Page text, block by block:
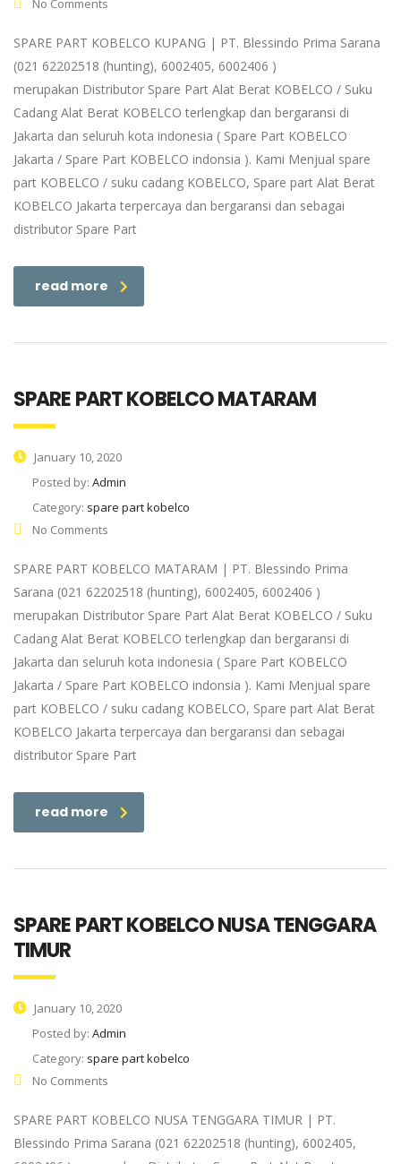
No Comments
SPARE PART KOBELCO KUPANG | PT. Blessindo Prima Sarana
(021 62202518 (hunting), 6002405, 6002406 )
merupakan Distributor Spare Part Alat Berat KOBELCO / Suku
Cadang Alat Berat KOBELCO terlengkap dan bergaransi di
Jakarta dan seluruh kota indonesia ( Spare Part KOBELCO
Jakarta / Spare Part KOBELCO indonsia ). Kami Menjual spare
part KOBELCO / suku cadang KOBELCO, Spare part Alat Berat
KOBELCO Jakarta terpercaya dan bergaransi dan sebagai
distributor Spare Part
read more
SPARE PART KOBELCO MATARAM
January 10, 2020
Posted by: Admin
Category: spare part kobelco
No Comments
SPARE PART KOBELCO MATARAM | PT. Blessindo Prima
Sarana (021 62202518 (hunting), 6002405, 6002406 )
merupakan Distributor Spare Part Alat Berat KOBELCO / Suku
Cadang Alat Berat KOBELCO terlengkap dan bergaransi di
Jakarta dan seluruh kota indonesia ( Spare Part KOBELCO
Jakarta / Spare Part KOBELCO indonsia ). Kami Menjual spare
part KOBELCO / suku cadang KOBELCO, Spare part Alat Berat
KOBELCO Jakarta terpercaya dan bergaransi dan sebagai
distributor Spare Part
read more
SPARE PART KOBELCO NUSA TENGGARA
TIMUR
January 10, 2020
Posted by: Admin
Category: spare part kobelco
No Comments
SPARE PART KOBELCO NUSA TENGGARA TIMUR | PT.
Blessindo Prima Sarana (021 62202518 (hunting), 6002405,